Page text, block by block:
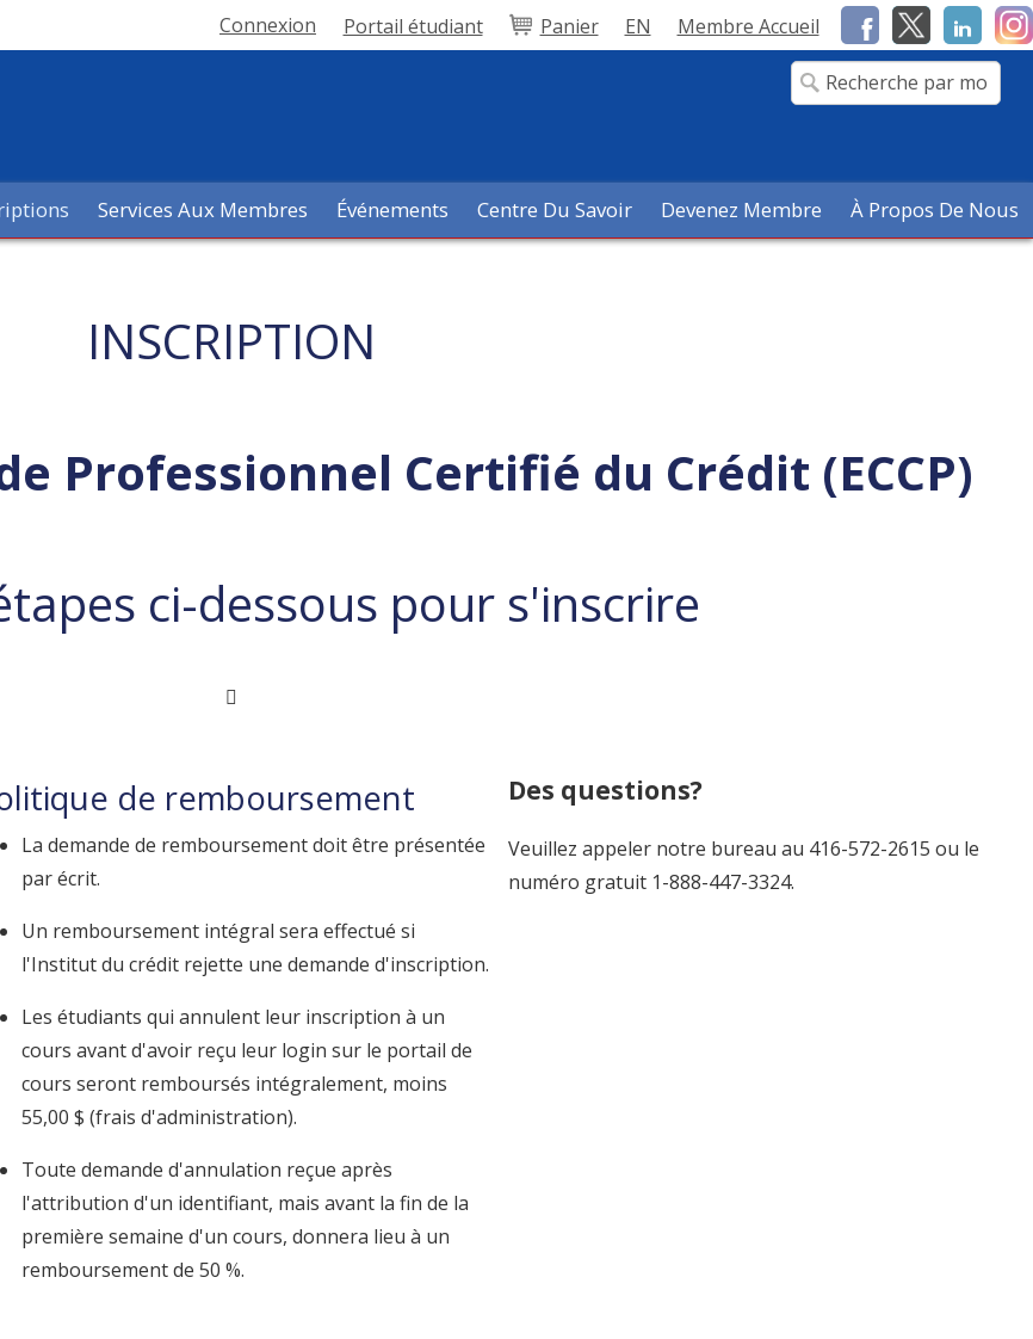
Connexion Portail étudiant Panier EN Membre Accueil
Services Aux Membres Événements Centre Du Savoir Devenez Membre À Propos De Nous
INSCRIPTION
Professionnel Certifié du Crédit (ECCP)
ci-dessous pour s'inscrire
de remboursement
La demande de remboursement doit être présentée
par écrit.
Un remboursement intégral sera effectué si
l'Institut du crédit rejette une demande d'inscription.
Les étudiants qui annulent leur inscription à un
cours avant d'avoir reçu leur login sur le portail de
cours seront remboursés intégralement, moins
55,00 $ (frais d'administration).
Toute demande d'annulation reçue après
l'attribution d'un identifiant, mais avant la fin de la
première semaine d'un cours, donnera lieu à un
remboursement de 50 %.
Des questions?
Veuillez appeler notre bureau au 416-572-2615 ou le
numéro gratuit 1-888-447-3324.